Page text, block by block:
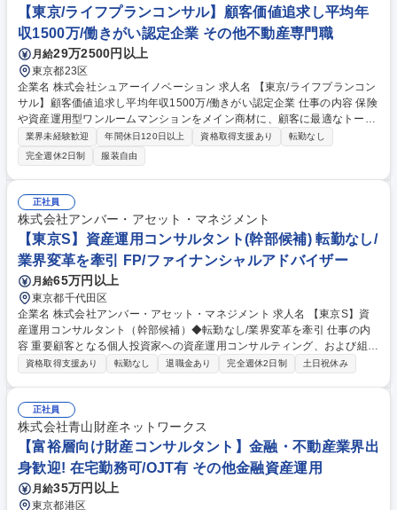
統括などの重要ポジションをお任せする予定です。 ◆環境：会社都合のノ
ルマは一切なし。真に顧客のためになる施策であれば、裁量を持って実行
できます。 募集職種 【全国S】資産運用コンサルタント◆業界変革を牽引
／拠点長・事業責任者候補
【東京/ライフプランコンサル】顧客価値追求し平均年
収1500万/働きがい認定企業 その他不動産専門職
月給29万2500円以上
東京都23区
企業名 株式会社シュアーイノベーション 求人名 【東京/ライフプランコン
サル】顧客価値追求し平均年収1500万/働きがい認定企業 仕事の内容 保険
や資産運用型ワンルームマンションをメイン商材に、顧客に最適なトータ
ルライフプランニングをお任せします。月間100万PVの自社メディア等に
よる完全インバウンド集客の為、飛び込み営業は発生しません。 ■入社後
3ヶ月～半年程はインサイドセールスとして経験を積んでいただきます。
具体的には、Web広告等から興味を持たれたお客様に対しコンタクトを取
り、プランナーとの商談を設定する業務を通じて、当社のビジネスモデル
や商品知識を習得いただきます。 ■研修期間後はファイナンシャルプラン
ナーとしてデビューし、お客様の生涯設計プランに則した提案～クロージ
ングまでを担っていただきます。 ※変更の範囲：当社業務全般 募集職種
【東京/ライフプランコンサル】顧客価値追求し平均年収1500万/働きがい
認定企業
業界未経験歓迎 年間休日120日以上 資格取得支援あり
転勤なし
完全週休2日制
服装自由
正社員
株式会社アンバー・アセット・マネジメント
【東京S】資産運用コンサルタント(幹部候補) 転勤なし/
業界変革を牽引 FP/ファイナンシャルアドバイザー
月給65万円以上
東京都千代田区
企業名 株式会社アンバー・アセット・マネジメント 求人名 【東京S】資
産運用コンサルタント（幹部候補）◆転勤なし/業界変革を牽引 仕事の内
容 重要顧客となる個人投資家への資産運用コンサルティング、および組織
マネジメントをお任せします。自身の背中で「顧客本位」を体現し、組織
メンバーの案件相談や数値管理、人材育成を担います。 ◆役割：単なる管
理者ではなく、トッププレイヤーとして手本を示しながら、チーム全体の
提案力底上げを図ります。 ◆環境：会社都合のノルマはなし。真に顧客の
ためになる施策であれば、裁量を持って実行できます。 募集職種 【東京
S】資産運用コンサルタント（幹部候補）◆転勤なし/業界変革を牽引
資格取得支援あり 転勤なし 退職金あり 完全週休2日制 土日祝休み
正社員
株式会社青山財産ネットワークス
【富裕層向け財産コンサルタント】金融・不動産業界出
身歓迎! 在宅勤務可/OJT有 その他金融資産運用
月給35万円以上
東京都港区